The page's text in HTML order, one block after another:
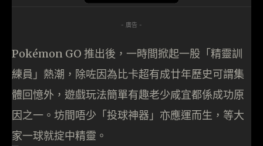
- 廣告 -
Pokémon GO 推出後，一時間掀起一股「精靈訓
練員」熱潮，除咗因為比卡超有成廿年歷史可謂集
體回憶外，遊戲玩法簡單有趣老少咸宜都係成功原
因之一。坊間唔少「投球神器」亦應運而生，等大
家一球就掟中精靈。